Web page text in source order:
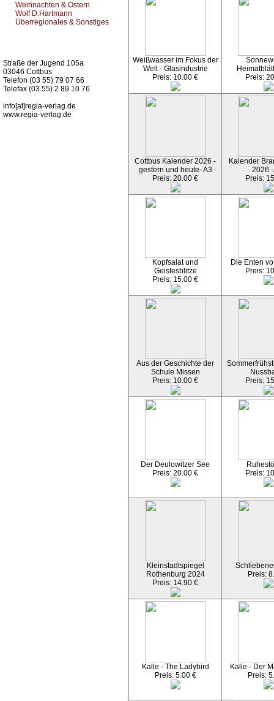
Weihnachten & Ostern
Wolf D.Hartmann
Überregionales & Sonstiges
Straße der Jugend 105a
03046 Cottbus
Telefon (03 55) 79 07 66
Telefax (03 55) 2 89 10 76
info[at]regia-verlag.de
www.regia-verlag.de
Weißwasser im Fokus der
Welt - Glasindustrie
Preis: 10.00 €
Preis:
Cottbus Kalender 2026 -
gestern und heute- A3
Preis: 20.00 €
Kalender
2026
Preis:
Kopfsalat und
Geistesblitze
Preis: 15.00 €
Die Enten
Preis:
Aus der Geschichte der
Schule Missen
Preis: 10.00 €
Preis:
Der Deulowitzer See
Preis: 20.00 €
Preis:
Kleinstadtspiegel
Rothenburg 2024
Preis: 14.90 €
Preis:
Kalle - The Ladybird
Preis: 5.00 €
Kalle - Der
Preis: